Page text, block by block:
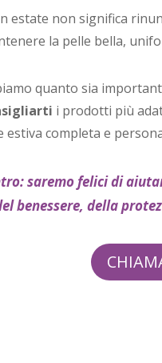
estate non significa
la pelle bella,
quanto sia
i prodotti più
completa e
saremo felici di
benessere, della